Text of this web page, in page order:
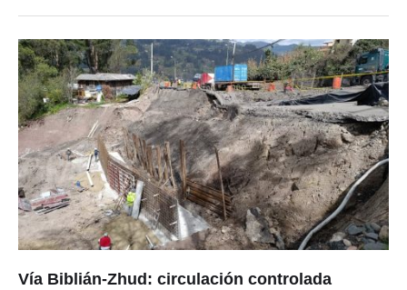
Vía Biblián-Zhud: circulación controlada